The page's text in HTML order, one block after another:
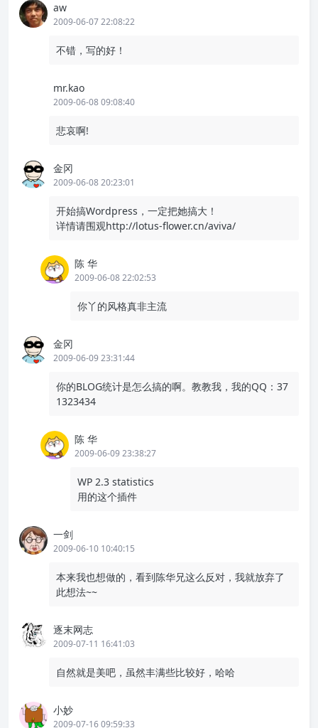
aw
2009-06-07 22:08:22
不错，写的好！
mr.kao
2009-06-08 09:08:40
悲哀啊!
金冈
2009-06-08 20:23:01
开始搞Wordpress，一定把她搞大！
详情请围观http://lotus-flower.cn/aviva/
陈 华
2009-06-08 22:02:53
你丫的风格真非主流
金冈
2009-06-09 23:31:44
你的BLOG统计是怎么搞的啊。教教我，我的QQ：37
1323434
陈 华
2009-06-09 23:38:27
WP 2.3 statistics
用的这个插件
一剑
2009-06-10 10:40:15
本来我也想做的，看到陈华兄这么反对，我就放弃了
此想法~~
逐末网志
2009-07-11 16:41:03
自然就是美吧，虽然丰满些比较好，哈哈
小妙
2009-07-16 09:59:33